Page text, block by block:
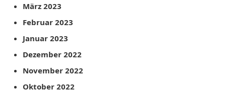
März 2023
Februar 2023
Januar 2023
Dezember 2022
November 2022
Oktober 2022